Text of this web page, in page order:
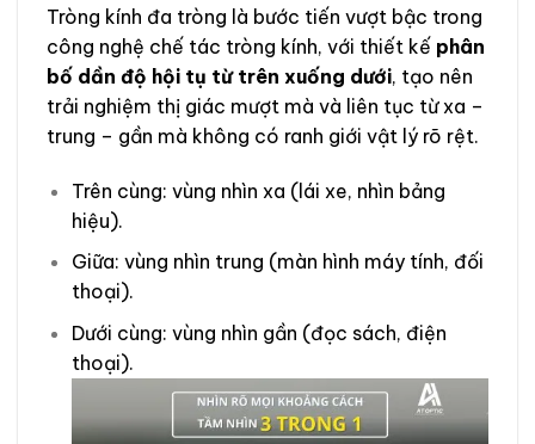
Tròng kính đa tròng là bước tiến vượt bậc trong
công nghệ chế tác tròng kính, với thiết kế phân
bố dần độ hội tụ từ trên xuống dưới, tạo nên
trải nghiệm thị giác mượt mà và liên tục từ xa –
trung – gần mà không có ranh giới vật lý rõ rệt.
Trên cùng: vùng nhìn xa (lái xe, nhìn bảng
hiệu).
Giữa: vùng nhìn trung (màn hình máy tính, đối
thoại).
Dưới cùng: vùng nhìn gần (đọc sách, điện
thoại).